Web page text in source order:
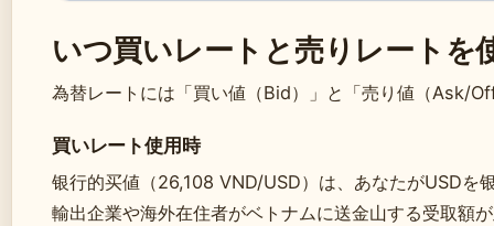
いつ買いレートと売りレートを
為替レートには「買い値（Bid）」と「売り値（Ask/
買いレート使用時
银行的买値（26,108 VND/USD）は、あなたがUSDを
輸出企業や海外在住者がベトナムに送金山する受取額